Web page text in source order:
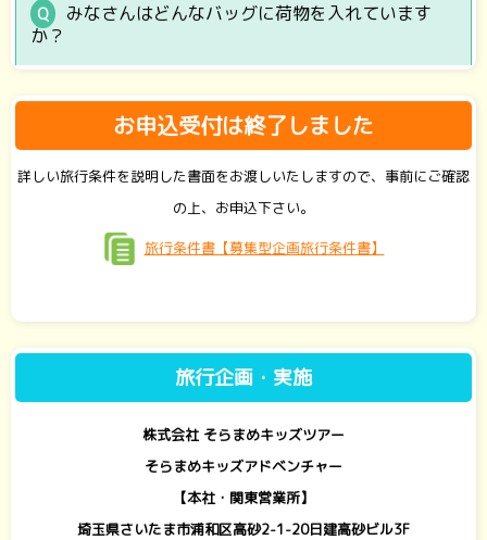
みなさんはどんなバッグに荷物を入れています
か？
お申込受付は終了しました
詳しい旅行条件を説明した書面をお渡しいたしますので、事前にご確認
の上、お申込下さい。
旅行条件書【募集型企画旅行条件書】
旅行企画・実施
株式会社 そらまめキッズツアー
そらまめキッズアドベンチャー
【本社・関東営業所】
埼玉県さいたま市浦和区高砂2-1-20日建高砂ビル3F